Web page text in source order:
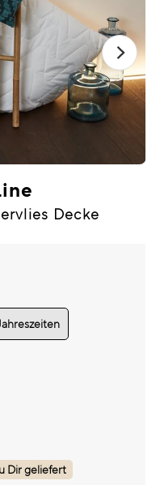
Decke
Dir geliefert